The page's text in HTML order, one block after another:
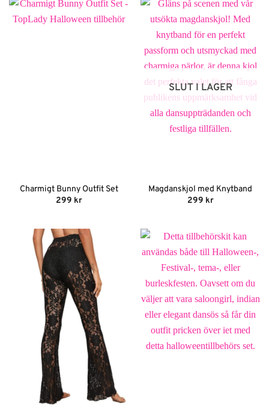
Charmigt Bunny Outfit Set
299 kr
SLUT I LAGER
Magdanskjol med Knytband
299 kr